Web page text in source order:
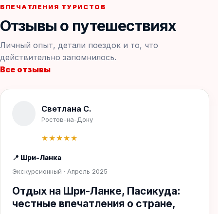
ВПЕЧАТЛЕНИЯ ТУРИСТОВ
Отзывы о путешествиях
Личный опыт, детали поездок и то, что
действительно запомнилось.
Все отзывы
Светлана С.
Ростов-на-Дону
★★★★★
📍 Шри-Ланка
Экскурсионный · Апрель 2025
Отдых на Шри-Ланке, Пасикуда:
честные впечатления о стране,